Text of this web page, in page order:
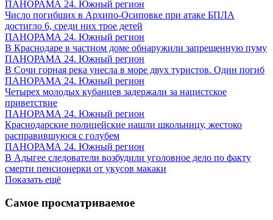
ПАНОРАМА 24. Южный регион
Число погибших в Архипо-Осиповке при атаке БПЛА
достигло 6, среди них трое детей
ПАНОРАМА 24. Южный регион
В Краснодаре в частном доме обнаружили запрещенную пуму
ПАНОРАМА 24. Южный регион
В Сочи горная река унесла в море двух туристов. Один погиб
ПАНОРАМА 24. Южный регион
Четырех молодых кубанцев задержали за нацистское
приветствие
ПАНОРАМА 24. Южный регион
Краснодарские полицейские нашли школьницу, жестоко
расправившуюся с голубем
ПАНОРАМА 24. Южный регион
В Адыгее следователи возбудили уголовное дело по факту
смерти пенсионерки от укусов макаки
Показать ещё
Самое просматриваемое